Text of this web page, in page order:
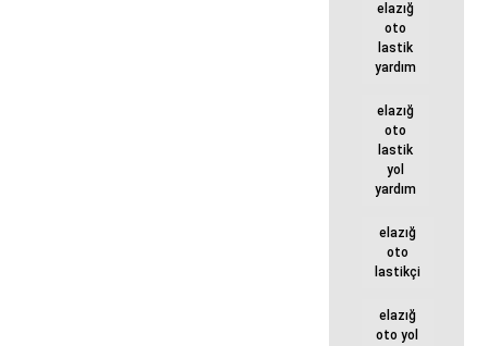
elazığ
oto
lastik
yardım
elazığ
oto
lastik
yol
yardım
elazığ
oto
lastikçi
elazığ
oto yol